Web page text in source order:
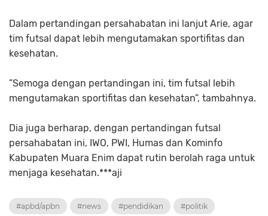
Dalam pertandingan persahabatan ini lanjut Arie, agar
tim futsal dapat lebih mengutamakan sportifitas dan
kesehatan.
”Semoga dengan pertandingan ini, tim futsal lebih
mengutamakan sportifitas dan kesehatan”, tambahnya.
Dia juga berharap, dengan pertandingan futsal
persahabatan ini, IWO, PWI, Humas dan Kominfo
Kabupaten Muara Enim dapat rutin berolah raga untuk
menjaga kesehatan.***aji
#apbd/apbn #news #pendidikan #politik